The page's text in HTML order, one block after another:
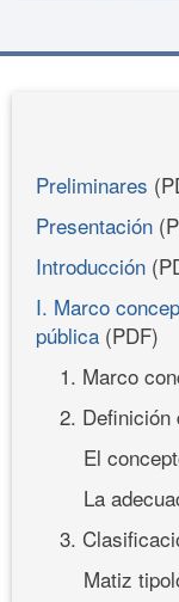
Preliminares
Presentación
Introducción
I. Marco
pública (PDF)
1. Marco
2. Definición
El
La
3.
Matiz